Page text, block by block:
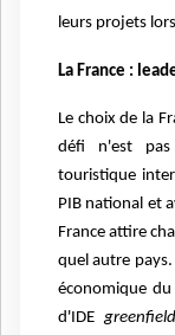
leurs projets
La France :
Le choix de la
défi n'est pas
touristique
PIB national et
France attire
quel autre
économique
d'IDE greenfield